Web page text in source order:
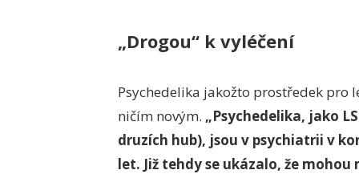
„Drogou“ k vyléčení
Psychedelika jakožto prostředek pro
ničím novým. „Psychedelika, jako
druzích hub), jsou v psychiatrii v
let. Již tehdy se ukázalo, že